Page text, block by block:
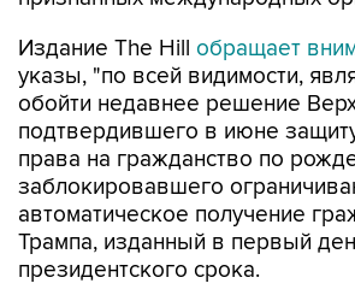
Издание The Hill обращает
указы, "по всей видимости,
обойти недавнее решение
подтвердившего в июне
права на гражданство по
заблокировавшего
автоматическое получение
Трампа, изданный в первый
президентского срока.